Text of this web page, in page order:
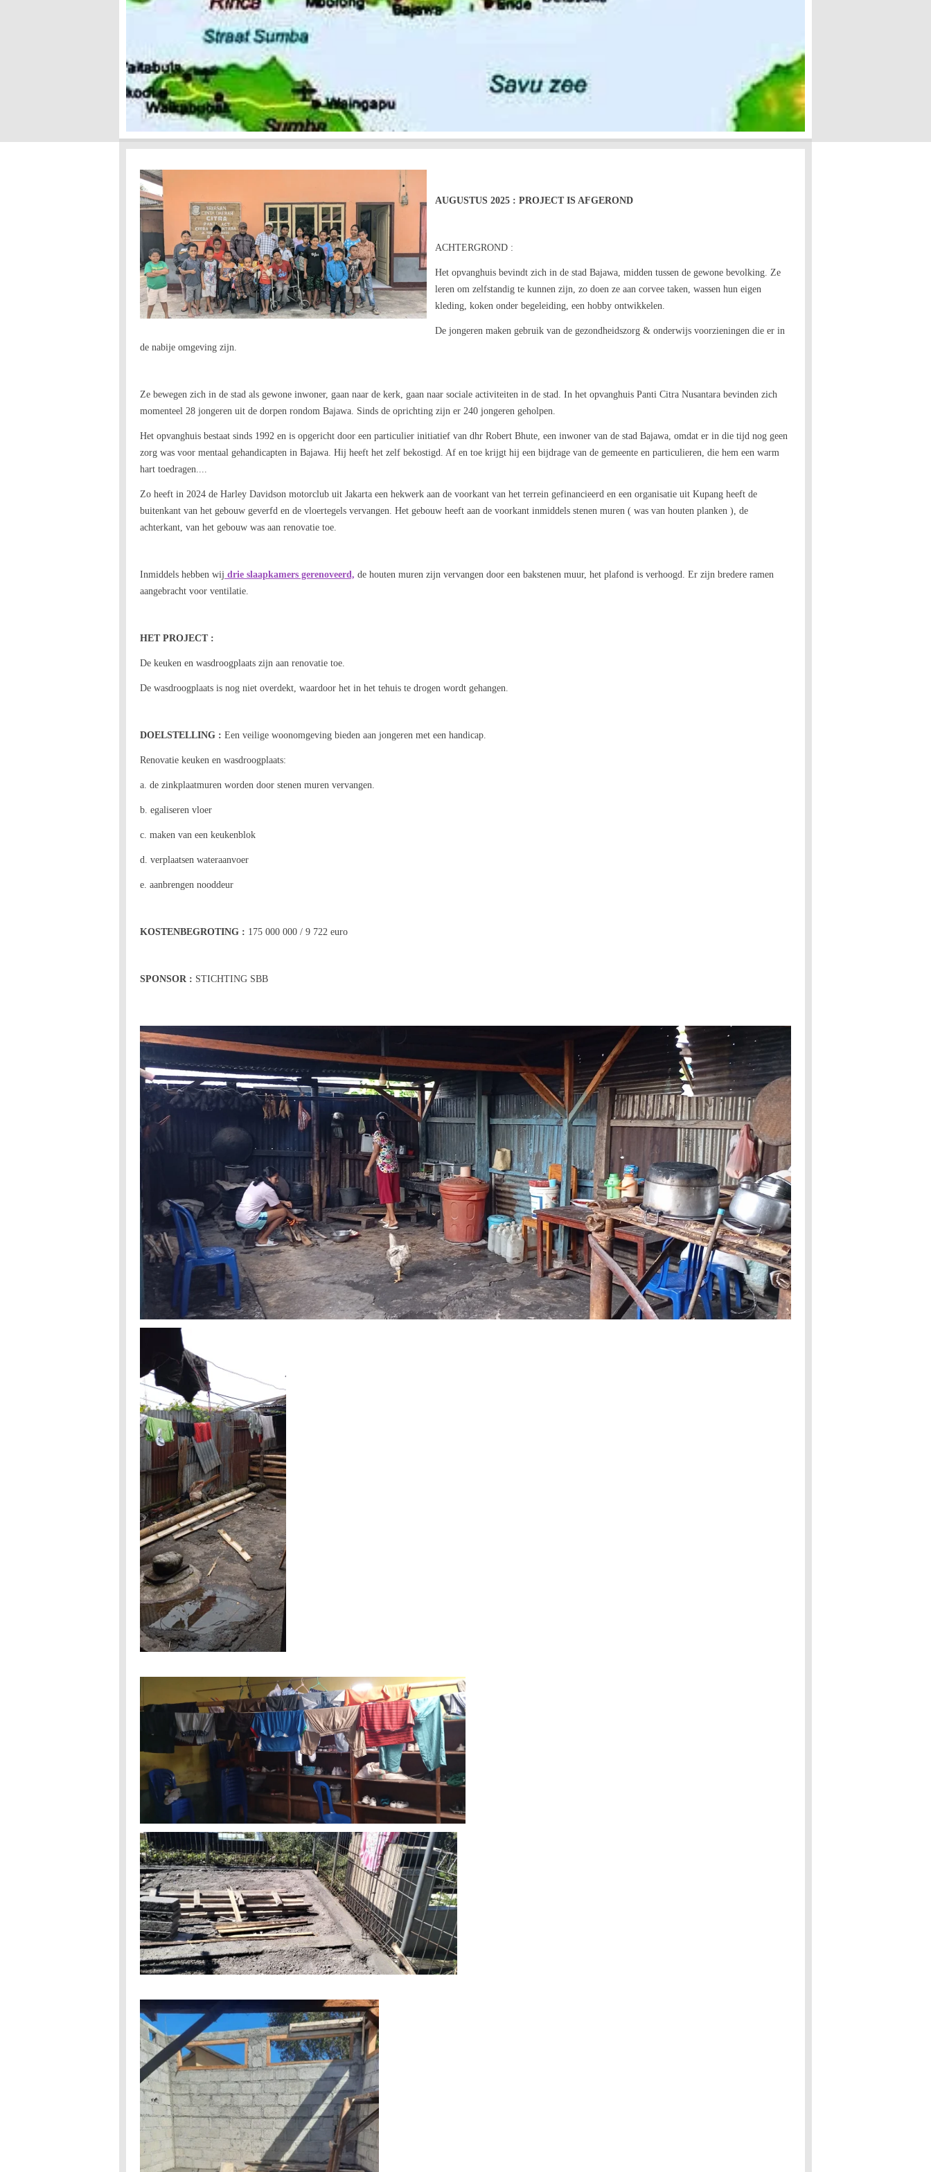
AUGUSTUS 2025 : PROJECT IS AFGEROND
ACHTERGROND :
Het opvanghuis bevindt zich in de stad Bajawa, midden tussen de gewone bevolking. Ze
leren om zelfstandig te kunnen zijn, zo doen ze aan corvee taken, wassen hun eigen
kleding, koken onder begeleiding, een hobby ontwikkelen.
De jongeren maken gebruik van de gezondheidszorg & onderwijs voorzieningen die er in
de nabije omgeving zijn.
Ze bewegen zich in de stad als gewone inwoner, gaan naar de kerk, gaan naar sociale activiteiten in de stad. In het opvanghuis Panti Citra Nusantara bevinden zich
momenteel 28 jongeren uit de dorpen rondom Bajawa. Sinds de oprichting zijn er 240 jongeren geholpen.
Het opvanghuis bestaat sinds 1992 en is opgericht door een particulier initiatief van dhr Robert Bhute, een inwoner van de stad Bajawa, omdat er in die tijd nog geen
zorg was voor mentaal gehandicapten in Bajawa. Hij heeft het zelf bekostigd. Af en toe krijgt hij een bijdrage van de gemeente en particulieren, die hem een warm
hart toedragen....
Zo heeft in 2024 de Harley Davidson motorclub uit Jakarta een hekwerk aan de voorkant van het terrein gefinancieerd en een organisatie uit Kupang heeft de
buitenkant van het gebouw geverfd en de vloertegels vervangen. Het gebouw heeft aan de voorkant inmiddels stenen muren ( was van houten planken ), de
achterkant, van het gebouw was aan renovatie toe.
Inmiddels hebben wij drie slaapkamers gerenoveerd, de houten muren zijn vervangen door een bakstenen muur, het plafond is verhoogd. Er zijn bredere ramen
aangebracht voor ventilatie.
HET PROJECT :
De keuken en wasdroogplaats zijn aan renovatie toe.
De wasdroogplaats is nog niet overdekt, waardoor het in het tehuis te drogen wordt gehangen.
DOELSTELLING : Een veilige woonomgeving bieden aan jongeren met een handicap.
Renovatie keuken en wasdroogplaats:
a. de zinkplaatmuren worden door stenen muren vervangen.
b. egaliseren vloer
c. maken van een keukenblok
d. verplaatsen wateraanvoer
e. aanbrengen nooddeur
KOSTENBEGROTING : 175 000 000 / 9 722 euro
SPONSOR : STICHTING SBB